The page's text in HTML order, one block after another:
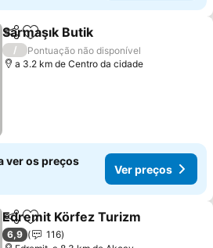
PartilharAdicionar aos favoritos
Sarmaşık Butik
/
Pontuação não disponível
a 3.2 km de Centro da cidade
ver os preços
Ver preços
PartilharAdicionar aos favoritos
Edremit Körfez Turizm
6,9
116